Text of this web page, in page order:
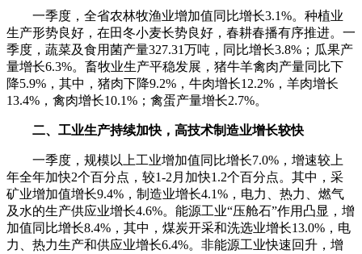
一季度，全省农林牧渔业增加值同比增长3.1%。种植业
生产形势良好，在田冬小麦长势良好，春耕春播有序推进。一
季度，蔬菜及食用菌产量327.31万吨，同比增长3.8%；瓜果产
量增长6.3%。畜牧业生产平稳发展，猪牛羊禽肉产量同比下
降5.9%，其中，猪肉下降9.2%，牛肉增长12.2%，羊肉增长
13.4%，禽肉增长10.1%；禽蛋产量增长2.7%。
二、工业生产持续加快，高技术制造业增长较快
一季度，规模以上工业增加值同比增长7.0%，增速较上
年全年加快2个百分点，较1-2月加快1.2个百分点。其中，采
矿业增加值增长9.4%，制造业增长4.1%，电力、热力、燃气
及水的生产供应业增长4.6%。能源工业“压舱石”作用凸显，增
加值同比增长8.4%，其中，煤炭开采和洗选业增长13.0%，电
力、热力生产和供应业增长6.4%。非能源工业快速回升，增